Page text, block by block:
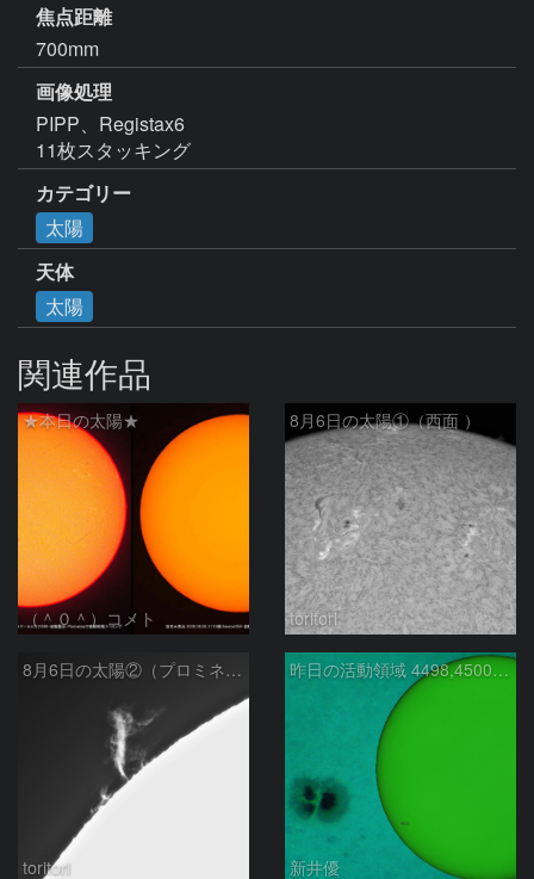
焦点距離
700mm
画像処理
PIPP、Registax6
11枚スタッキング
カテゴリー
太陽
天体
太陽
関連作品
★本日の太陽★
（＾０＾）コメト
8月6日の太陽①（西面 ）
toritori
8月6日の太陽②（プロミネン北東縁 ）
toritori
昨日の活動領域 4498,4500：2026/08/05
新井優